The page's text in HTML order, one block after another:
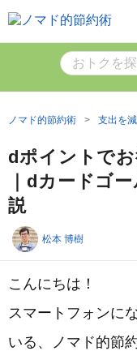
ノマド的節約術 支出を
dポイントで
｜dカードゴ
説
松本 博樹
こんにちは！
スマートフォンに
いる、ノマド的節